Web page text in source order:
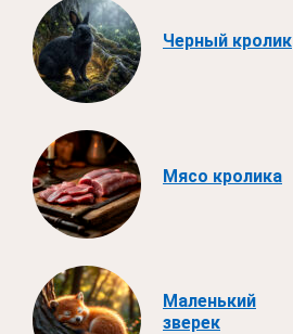
Черный кролик
Мясо кролика
Маленький
зверек